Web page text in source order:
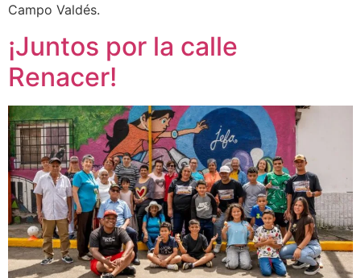
Campo Valdés.
¡Juntos por la calle
Renacer!